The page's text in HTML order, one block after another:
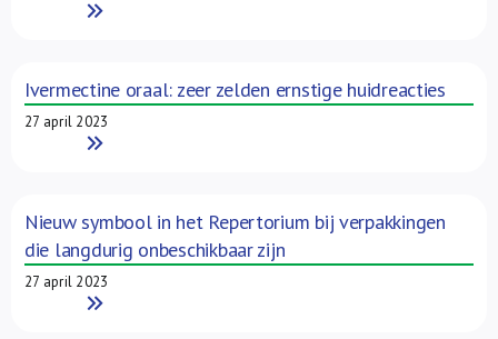
Read More
Ivermectine oraal: zeer zelden ernstige huidreacties
27 april 2023
Read More
Nieuw symbool in het Repertorium bij verpakkingen
die langdurig onbeschikbaar zijn
27 april 2023
Read More